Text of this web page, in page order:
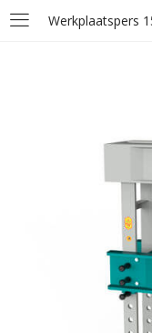
Remember me